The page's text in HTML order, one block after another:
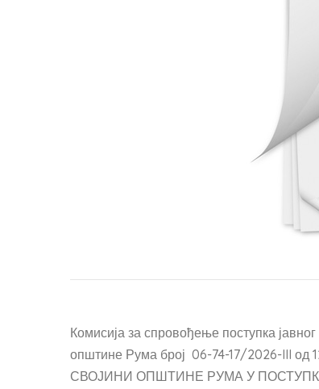
Комисија за спровођење поступка
општине Рума број 06-74-17/2026-III
СВОЈИНИ ОПШТИНЕ РУМА У